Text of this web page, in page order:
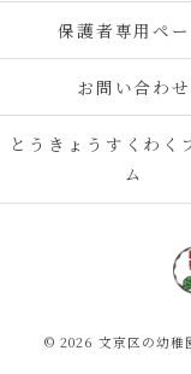
保護者専用ペ
お問い合わせ
とうきょうすくわく
ム
© 2026 文京区の幼